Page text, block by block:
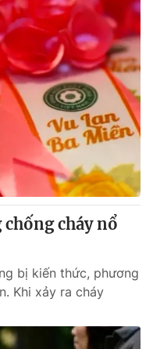
cháy nổ
bị kiến thức, phương
Khi xảy ra cháy